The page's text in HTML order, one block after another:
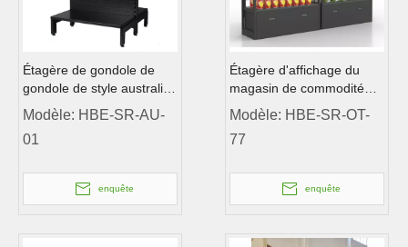
Étagère de gondole de
gondole de style australien
étagère
Modèle: HBE-SR-AU-
01
enquête
Étagère d'affichage du
magasin de commodité
pour le verre le long de la
rue
Modèle: HBE-SR-OT-
77
enquête